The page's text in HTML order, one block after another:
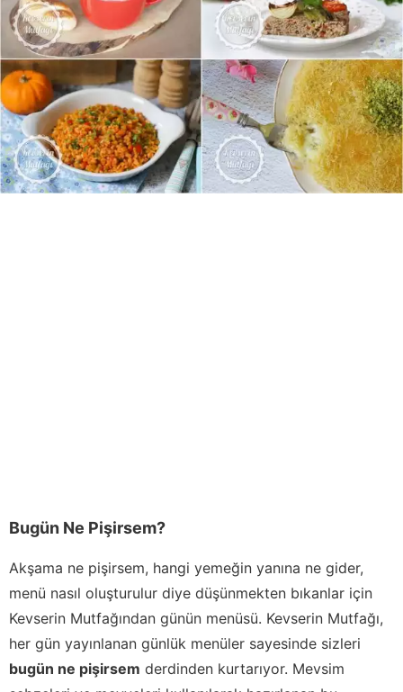
Bugün Ne Pişirsem?
Akşama ne pişirsem, hangi yemeğin yanına ne gider,
menü nasıl oluşturulur diye düşünmekten bıkanlar için
Kevserin Mutfağından günün menüsü. Kevserin Mutfağı,
her gün yayınlanan günlük menüler sayesinde sizleri
bugün ne pişirsem derdinden kurtarıyor. Mevsim